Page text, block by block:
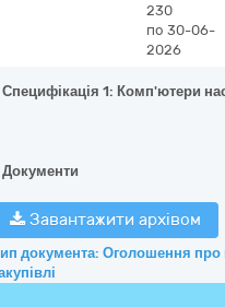
230
по 30-06-
2026
Специфікація 1: Комп'ютери
Документи
Завантажити архівом
документа: Оголошення про